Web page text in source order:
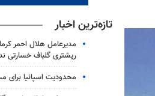
تازه‌ترین اخبار
ریشتری گلباف خسارتی
محدودیت اسپانیا برای